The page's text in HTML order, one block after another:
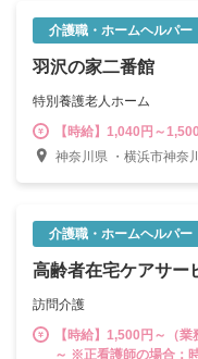
介護職・ホームヘルパー
羽沢の家二番館
特別養護老人ホーム
【時給】1,040円～
神奈川県 ・横浜市神奈
介護職・ホームヘルパー
高齢者在宅ケアサー
訪問介護
【時給】1,500円～（業務委託） ※介護福祉士の
～ ※正看護師の場合：